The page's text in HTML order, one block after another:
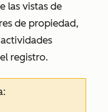
las vistas de
de propiedad,
registro.